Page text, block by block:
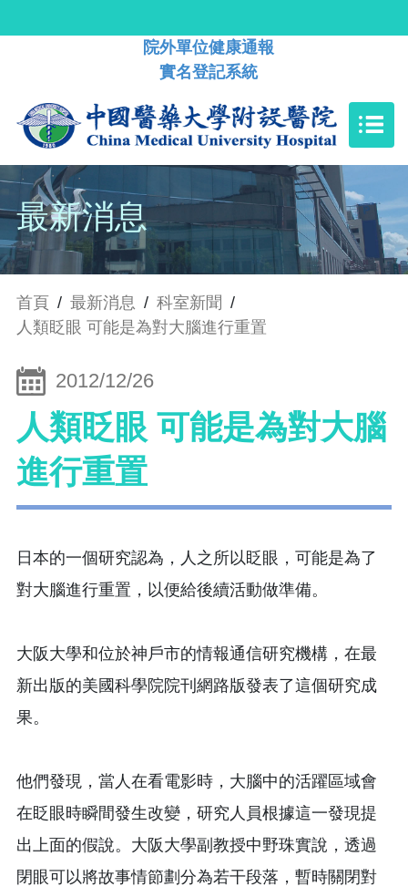
院外單位健康通報
實名登記系統
最新消息
首頁 / 最新消息 / 科室新聞 /
人類眨眼 可能是為對大腦進行重置
2012/12/26
人類眨眼 可能是為對大腦
進行重置
日本的一個研究認為，人之所以眨眼，可能是為了
對大腦進行重置，以便給後續活動做準備。
大阪大學和位於神戶市的情報通信研究機構，在最
新出版的美國科學院院刊網路版發表了這個研究成
果。
他們發現，當人在看電影時，大腦中的活躍區域會
在眨眼時瞬間發生改變，研究人員根據這一發現提
出上面的假說。大阪大學副教授中野珠實說，透過
閉眼可以將故事情節劃分為若干段落，暫時關閉對